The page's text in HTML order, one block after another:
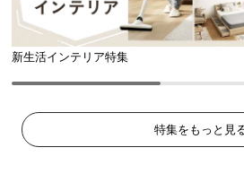
新生活インテリア特集
特集をもっと見